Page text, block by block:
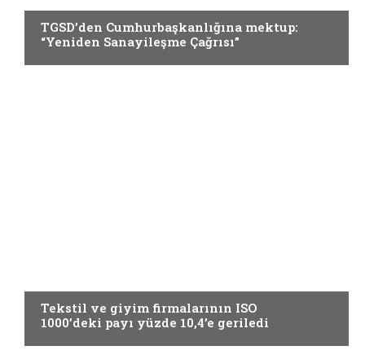
TGSD’den Cumhurbaşkanlığına mektup:
“Yeniden Sanayileşme Çağrısı”
Tekstil ve giyim firmalarının ISO
1000’deki payı yüzde 10,4’e geriledi